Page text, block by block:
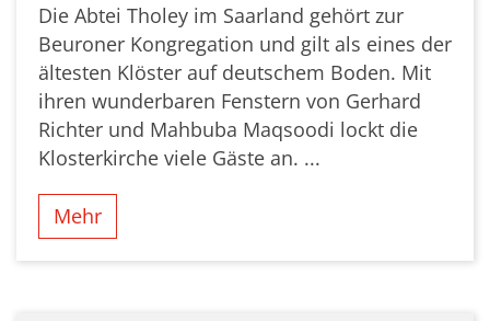
Die Abtei Tholey im Saarland gehört zur
Beuroner Kongregation und gilt als eines der
ältesten Klöster auf deutschem Boden. Mit
ihren wunderbaren Fenstern von Gerhard
Richter und Mahbuba Maqsoodi lockt die
Klosterkirche viele Gäste an. ...
Mehr